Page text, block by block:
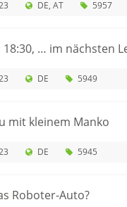
DE AT 5957
… im nächsten
DE 5949
mit kleinem Manko
DE 5945
Roboter-Auto?